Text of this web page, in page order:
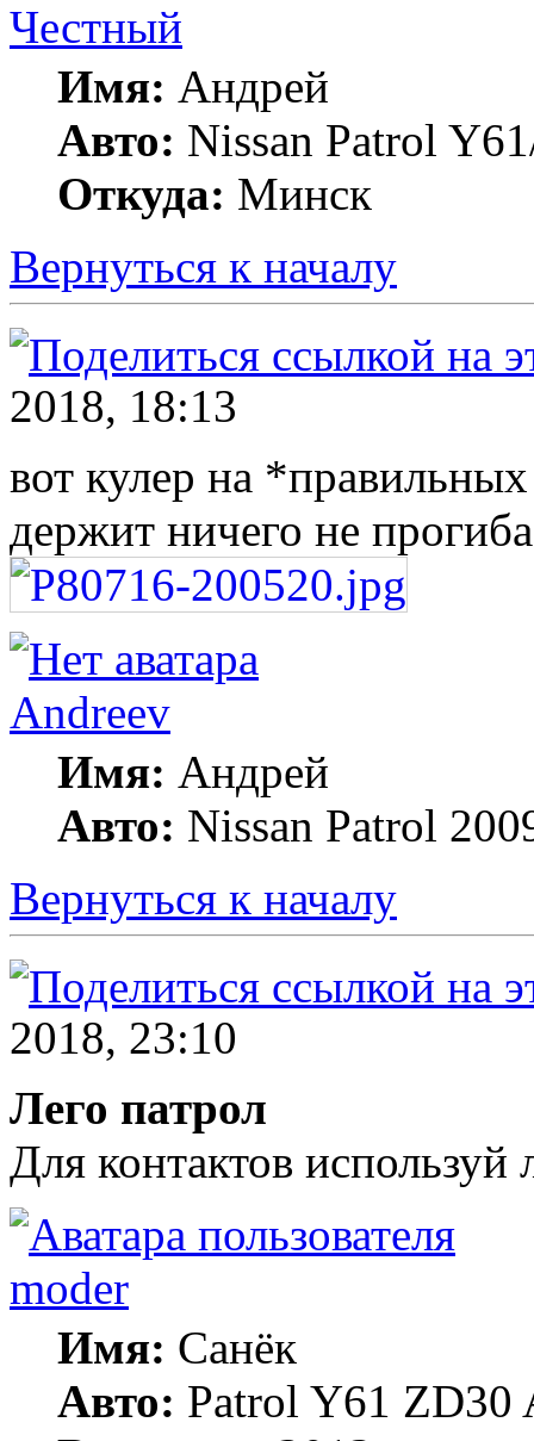
Честный
Имя: Андрей
Авто: Nissan Patrol
Откуда: Минск
Вернуться к началу
2018, 18:13
вот кулер на
держит ничего не
Andreev
Имя: Андрей
Авто: Nissan Patrol
Вернуться к началу
2018, 23:10
Лего патрол
Для контактов используй
moder
Имя: Санёк
Авто: Patrol Y61 ZD30